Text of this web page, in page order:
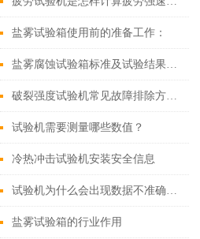
盐雾试验箱使用前的准备工作：
盐雾腐蚀试验箱标准及试验结果如何判定
破裂强度试验机常见故障排除方法：
试验机需要测量哪些数值？
冷热冲击试验机安装安全信息
试验机为什么会出现数据不准确的问题
盐雾试验箱的行业作用